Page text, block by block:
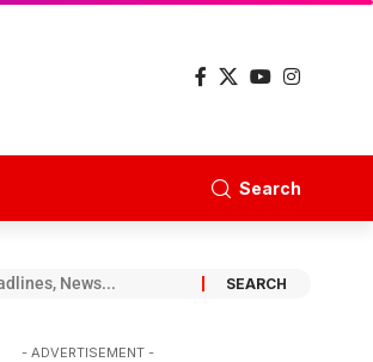
Search
- ADVERTISEMENT -